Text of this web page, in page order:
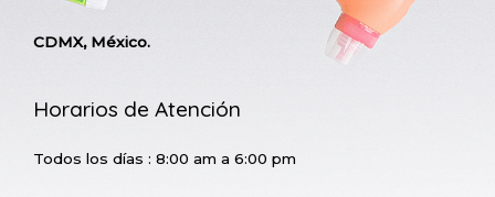
CDMX, México.
Horarios de Atención
Todos los días : 8:00 am a 6:00 pm